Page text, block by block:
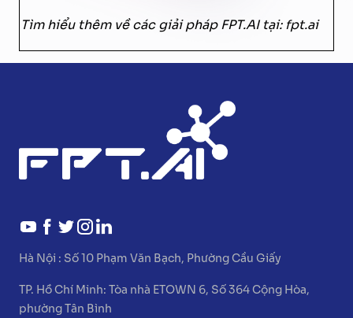
Tìm hiểu thêm về các giải pháp FPT.AI tại: fpt.ai
Hà Nội : Số 10 Phạm Văn Bạch, Phường Cầu Giấy
TP. Hồ Chí Minh:Tòa nhà ETOWN 6, Số 364 Cộng Hòa,
phường Tân Bình